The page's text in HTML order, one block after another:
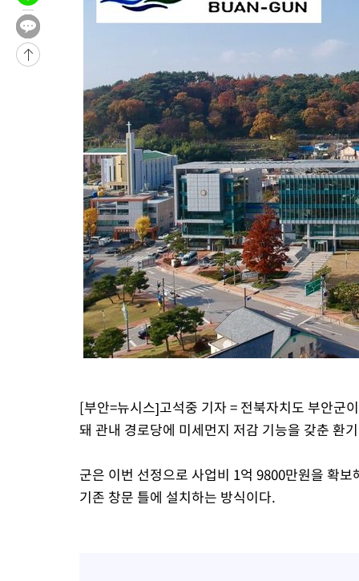
[부안=뉴시스]고석중 기자 = 전북자치도 부안군
돼 관내 경로당에 미세먼지 저감 기능을 갖춘 환
군은 이번 선정으로 사업비 1억 9800만원을 확
기존 창문 틀에 설치하는 방식이다.